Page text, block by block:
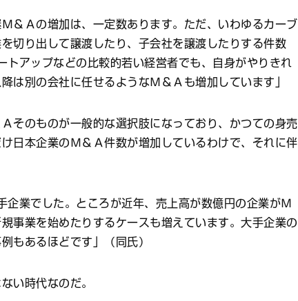
Ａの増加は、一定数あります。ただ、いわゆるカーブ
切り出して譲渡したり、子会社を譲渡したりする件数
アップなどの比較的若い経営者でも、自身がやりきれ
は別の会社に任せるようなＭ＆Ａも増加しています」
のものが一般的な選択肢になっており、かつての身売
日本企業のＭ＆Ａ件数が増加しているわけで、それに伴
業でした。ところが近年、売上高が数億円の企業がＭ
事業を始めたりするケースも増えています。大手企業の
もあるほどです」（同氏）
い時代なのだ。